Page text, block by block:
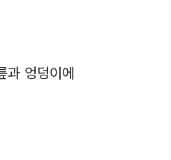
과 엉덩이에